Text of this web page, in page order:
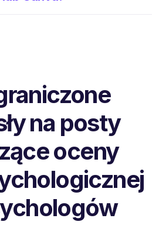
na posty
oceny